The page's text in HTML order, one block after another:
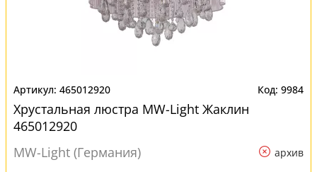
465012920 9984
Хрустальная люстра MW-Light Жаклин
465012920
MW-Light (Германия)
архив